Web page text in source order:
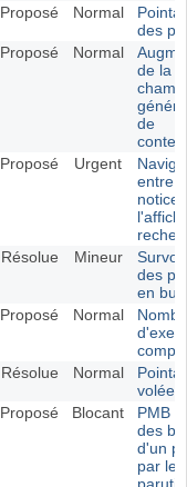
Proposé Normal
des
Proposé Normal
de la
de
Proposé Urgent
entre
Résolue Mineur
Survol
des
en
Proposé Normal
Résolue Normal
volée"
Proposé Blocant
PMB
des
d'un
par